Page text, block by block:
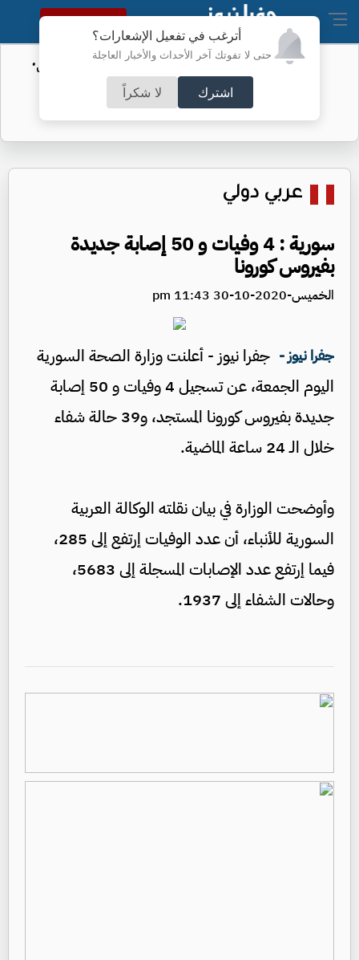
أترغب في تفعيل الإشعارات؟
حتى لا تفوتك آخر الأحداث والأخبار العاجلة
اشترك لا شكراً
النسخة الكاملة
الأمن السيبراني يحذر من رسائل "واتساب"
عربي دولي
سورية : 4 وفيات و 50 إصابة جديدة
بفيروس كورونا
الخميس-2020-10-30 11:43 pm
جفرا نيوز - جفرا نيوز - أعلنت وزارة الصحة السورية
اليوم الجمعة، عن تسجيل 4 وفيات و 50 إصابة
جديدة بفيروس كورونا المستجد، و39 حالة شفاء
خلال الـ 24 ساعة الماضية.
وأوضحت الوزارة في بيان نقلته الوكالة العربية
السورية للأنباء، أن عدد الوفيات إرتفع إلى 285،
فيما إرتفع عدد الإصابات المسجلة إلى 5683،
وحالات الشفاء إلى 1937.